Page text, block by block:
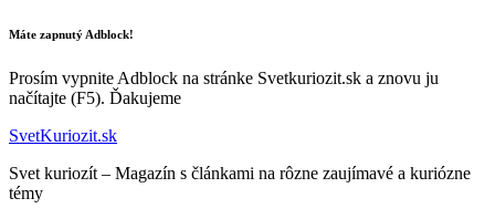
Máte zapnutý Adblock!
Prosím vypnite Adblock na stránke Svetkuriozit.sk a znovu ju
načítajte (F5). Ďakujeme
SvetKuriozit.sk
Svet kuriozít – Magazín s článkami na rôzne zaujímavé a kuriózne
témy